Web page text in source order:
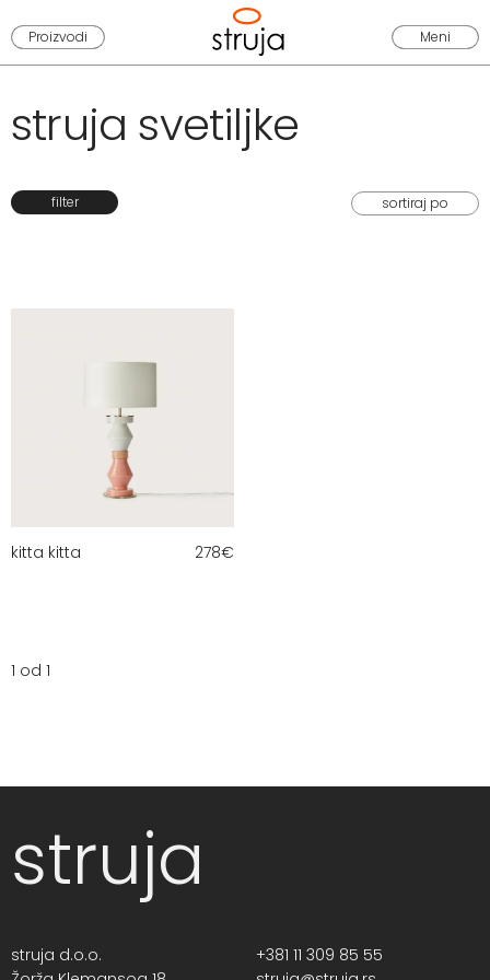
Proizvodi Meni
struja svetiljke
filter
kitta kitta 278€
1 od 1
struja
struja d.o.o.
+381 11 309 85 55